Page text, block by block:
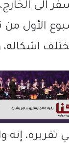
الى الخارج،
الأول من
اشكاله،
تقريره، إنه